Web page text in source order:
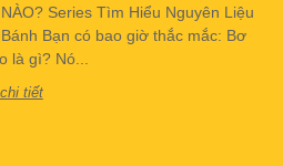
Series Tìm Hiểu Nguyên Liệu
Bạn có bao giờ thắc mắc: Bơ
là gì? Nó...
tiết